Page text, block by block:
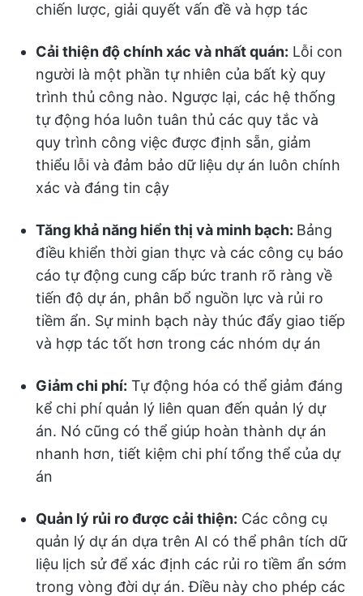
chiến lược, giải quyết vấn đề và hợp tác
Cải thiện độ chính xác và nhất quán: Lỗi con
người là một phần tự nhiên của bất kỳ quy
trình thủ công nào. Ngược lại, các hệ thống
tự động hóa luôn tuân thủ các quy tắc và
quy trình công việc được định sẵn, giảm
thiểu lỗi và đảm bảo dữ liệu dự án luôn chính
xác và đáng tin cậy
Tăng khả năng hiển thị và minh bạch: Bảng
điều khiển thời gian thực và các công cụ báo
cáo tự động cung cấp bức tranh rõ ràng về
tiến độ dự án, phân bổ nguồn lực và rủi ro
tiềm ẩn. Sự minh bạch này thúc đẩy giao tiếp
và hợp tác tốt hơn trong các nhóm dự án
Giảm chi phí: Tự động hóa có thể giảm đáng
kể chi phí quản lý liên quan đến quản lý dự
án. Nó cũng có thể giúp hoàn thành dự án
nhanh hơn, tiết kiệm chi phí tổng thể của dự
án
Quản lý rủi ro được cải thiện: Các công cụ
quản lý dự án dựa trên AI có thể phân tích dữ
liệu lịch sử để xác định các rủi ro tiềm ẩn sớm
trong vòng đời dự án. Điều này cho phép các